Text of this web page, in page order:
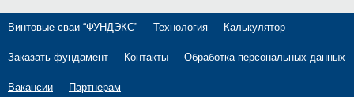
Винтовые сваи “ФУНДЭКС” Технология Калькулятор
Заказать фундамент Контакты Обработка персональных данных
Вакансии Партнерам